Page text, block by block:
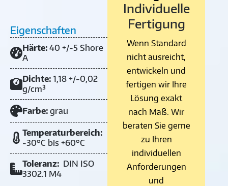
Eigenschaften
Härte: 40 +/-5 Shore
A
Dichte: 1,18 +/-0,02
g/cm³
Farbe: grau
Temperaturbereich:
-30°C bis +60°C
Toleranz: DIN ISO
3302.1 M4
Individuelle
Fertigung
Wenn Standard
nicht ausreicht,
entwickeln und
fertigen wir Ihre
Lösung exakt
nach Maß. Wir
beraten Sie gerne
zu Ihren
individuellen
Anforderungen
und